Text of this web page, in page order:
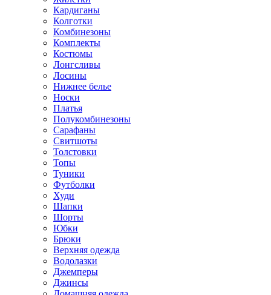
Кардиганы
Колготки
Комбинезоны
Комплекты
Костюмы
Лонгсливы
Лосины
Нижнее белье
Носки
Платья
Полукомбинезоны
Сарафаны
Свитшоты
Толстовки
Топы
Туники
Футболки
Худи
Шапки
Шорты
Юбки
Брюки
Верхняя одежда
Водолазки
Джемперы
Джинсы